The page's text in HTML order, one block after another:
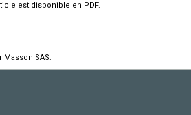
est disponible en PDF.
SAS.